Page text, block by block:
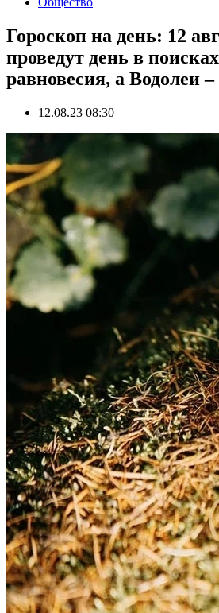
Гороскоп на день: 12
проведут день в
равновесия, а Водолеи
12.08.23 08:30